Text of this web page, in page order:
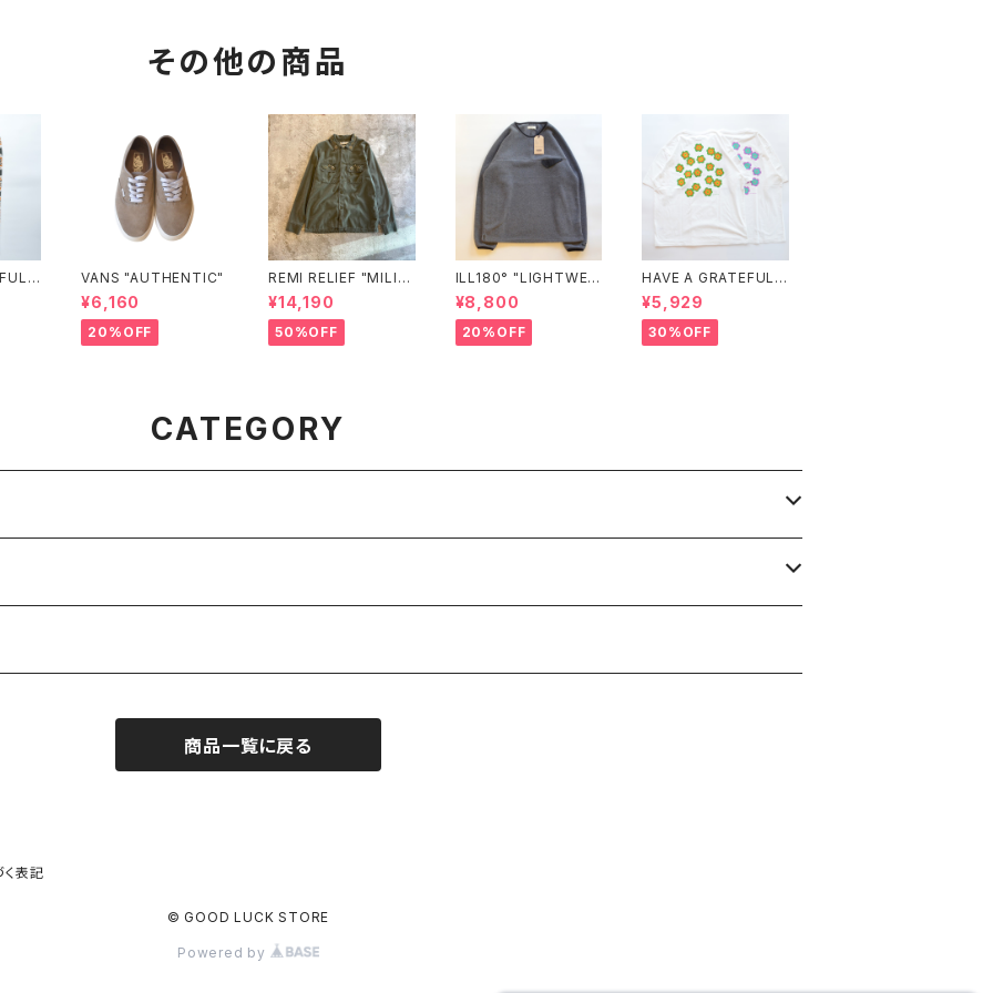
その他の商品
VANS "AUTHENTIC"
¥6,160
20%OFF
REMI RELIEF "MILIT
ARY SHIRT（襟：花茎
スタッズ）"
¥14,190
50%OFF
ILL180° "LIGHTWEI
GHT FLEECE CREW-
NECK"
¥8,800
20%OFF
HAVE A GRATEFUL
DAY "T-SHIRT -STO
NED"
¥5,929
30%OFF
CATEGORY
商品一覧に戻る
表記
© GOOD LUCK STORE
Powered by